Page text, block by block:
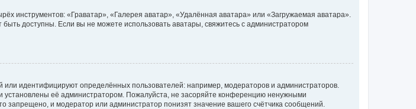
инструментов: «Граватар», «Галерея аватар», «Удалённая аватара» или «Загружаемая аватара».
доступны. Если вы не можете использовать аватары, свяжитесь с администратором
идентифицируют определённых пользователей: например, модераторов и администраторов.
её администратором. Пожалуйста, не засоряйте конференцию ненужными
и модератор или администратор понизят значение вашего счётчика сообщений.